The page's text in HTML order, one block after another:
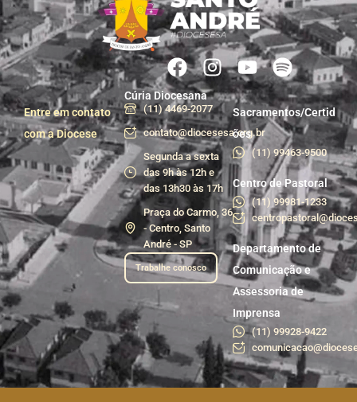
Entre em contato
com a Diocese
Cúria Diocesana
(11) 4469-2077
contato@diocesesa.org.br
Segunda a sexta
das 9h às 12h e
das 13h30 às 17h
Praça do Carmo, 36
- Centro, Santo
André - SP
Trabalhe conosco
Sacramentos/Certid
ões
(11) 99463-9500
Centro de Pastoral
(11) 99981-1233
Departamento de
Comunicação e
Assessoria de
Imprensa
(11) 99928-9422